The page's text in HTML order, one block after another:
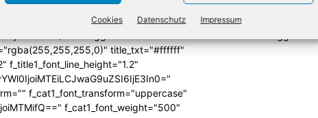
Cookies Datenschutz Impressum
title_txt="#ffffff"
f_title1_font_line_height="1.2"
f_cat1_font_transform="uppercase"
f_cat1_font_weight="500"